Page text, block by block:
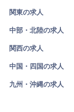
関東の求人
中部・北陸の求人
関西の求人
中国・四国の求人
九州・沖縄の求人